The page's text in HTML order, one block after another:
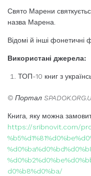
Свято Марени
назва Марена.
Відомі й інші
Використані джерела:
ТОП-10 книг з
© Портал
Книга, яку можна
https://sribnovit.com/
d0%b8%d0%ba/